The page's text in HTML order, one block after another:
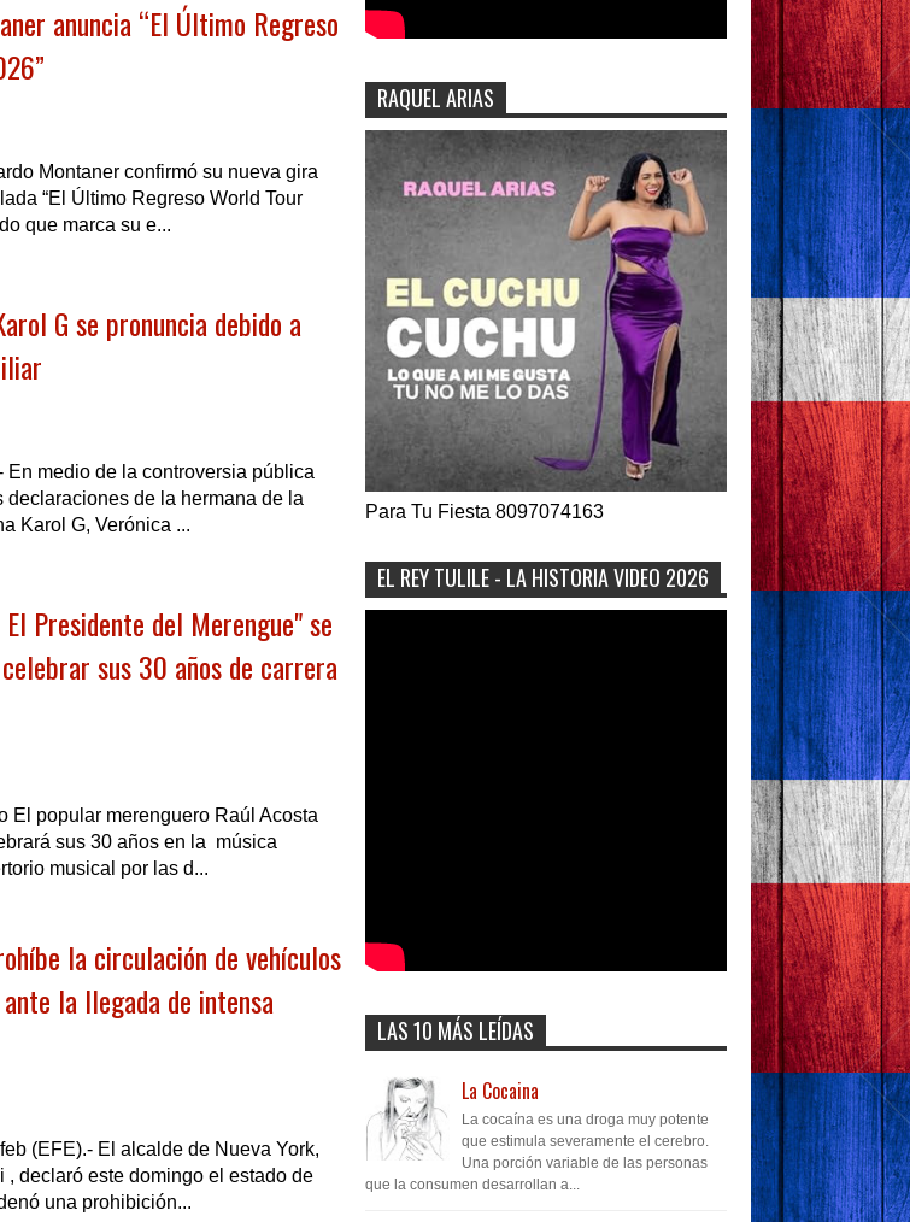
anuncia “El Último Regreso
Montaner confirmó su nueva gira
“El Último Regreso World Tour
que marca su e...
G se pronuncia debido a
En medio de la controversia pública
declaraciones de la hermana de la
Karol G, Verónica ...
Presidente del Merengue" se
sus 30 años de carrera
El popular merenguero Raúl Acosta
sus 30 años en la música
musical por las d...
la circulación de vehículos
la llegada de intensa
(EFE).- El alcalde de Nueva York,
, declaró este domingo el estado de
una prohibición...
RAQUEL ARIAS
Para Tu Fiesta 8097074163
EL REY TULILE - LA HISTORIA VIDEO 2026
LAS 10 MÁS LEÍDAS
La Cocaina
La cocaína es una droga muy potente
que estimula severamente el cerebro.
Una porción variable de las personas
que la consumen desarrollan a...